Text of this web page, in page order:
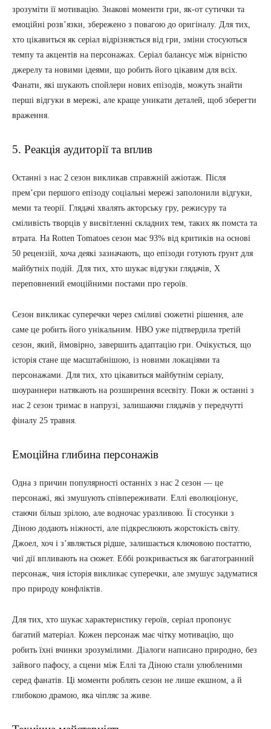
зрозуміти її мотивацію. Знакові моменти гри, як-от сутички та
емоційні розв’язки, збережено з повагою до оригіналу. Для тих,
хто цікавиться як серіал відрізняється від гри, зміни стосуються
темпу та акцентів на персонажах. Серіал балансує між вірністю
джерелу та новими ідеями, що робить його цікавим для всіх.
Фанати, які шукають спойлери нових епізодів, можуть знайти
перші відгуки в мережі, але краще уникати деталей, щоб зберегти
враження.
5. Реакція аудиторії та вплив
Останні з нас 2 сезон викликав справжній ажіотаж. Після
прем’єри першого епізоду соціальні мережі заполонили відгуки,
меми та теорії. Глядачі хвалять акторську гру, режисуру та
сміливість творців у висвітленні складних тем, таких як помста та
втрата. На Rotten Tomatoes сезон має 93% від критиків на основі
50 рецензій, хоча деякі зазначають, що епізоди готують ґрунт для
майбутніх подій. Для тих, хто шукає відгуки глядачів, X
переповнений емоційними постами про героїв.
Сезон викликає суперечки через сміливі сюжетні рішення, але
саме це робить його унікальним. HBO уже підтвердила третій
сезон, який, ймовірно, завершить адаптацію гри. Очікується, що
історія стане ще масштабнішою, із новими локаціями та
персонажами. Для тих, хто цікавиться майбутнім серіалу,
шоураннери натякають на розширення всесвіту. Поки ж останні з
нас 2 сезон тримає в напрузі, залишаючи глядачів у передчутті
фіналу 25 травня.
Емоційна глибина персонажів
Одна з причин популярності останніх з нас 2 сезон — це
персонажі, які змушують співпереживати. Еллі еволюціонує,
стаючи більш зрілою, але водночас уразливою. Її стосунки з
Діною додають ніжності, але підкреслюють жорстокість світу.
Джоел, хоч і з’являється рідше, залишається ключовою постаттю,
чиї дії впливають на сюжет. Еббі розкривається як багатогранний
персонаж, чия історія викликає суперечки, але змушує задуматися
про природу конфліктів.
Для тих, хто шукає характеристику героїв, серіал пропонує
багатий матеріал. Кожен персонаж має чітку мотивацію, що
робить їхні вчинки зрозумілими. Діалоги написано природно, без
зайвого пафосу, а сцени між Еллі та Діною стали улюбленими
серед фанатів. Ці моменти роблять сезон не лише екшном, а й
глибокою драмою, яка чіпляє за живе.